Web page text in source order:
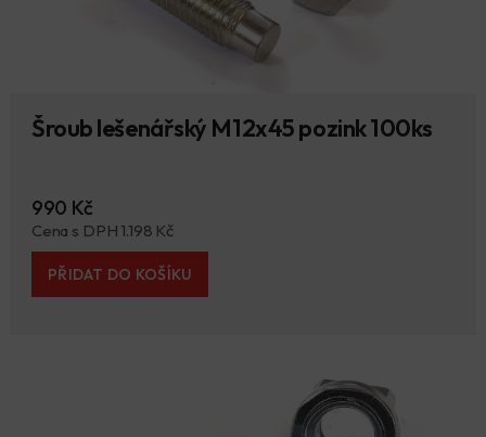
Šroub lešenářský M12x45 pozink 100ks
990 Kč
Cena s DPH 1.198 Kč
PŘIDAT DO KOŠÍKU